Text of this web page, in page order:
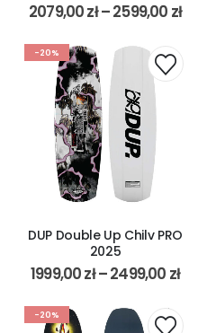
2079,00zł–2599,00 zł
-20%
DUP Double Up Chilv PRO
2025
1999,00zł–2499,00 zł
-20%